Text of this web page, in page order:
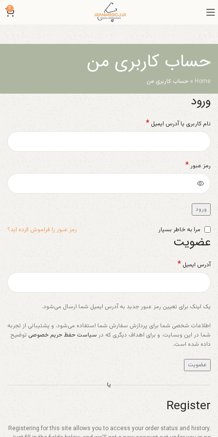
0
حساب کاربری من
Home
» حساب کاربری من
ورود
نام کاربری یا آدرس ایمیل *
رمز عبور *
ورود
رمز عبور را فراموش کرده اید؟ مرا به خاطر بسپار
عضویت
آدرس ایمیل *
یک لینک برای تعیین رمز عبور جدید به آدرس ایمیل شما ارسال می‌شود.
اطلاعات شخصی شما برای پردازش سفارش شما استفاده می‌شود، و پشتیبانی از تجربه
شما در این وبسایت، و برای اهداف دیگری که در سیاست حفظ حریم خصوصی توضیح
داده شده است.
عضویت
یا
Register
Registering for this site allows you to access your order status and history.